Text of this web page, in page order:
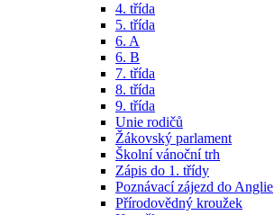
4. třída
5. třída
6. A
6. B
7. třída
8. třída
9. třída
Unie rodičů
Žákovský parlament
Školní vánoční trh
Zápis do 1. třídy
Poznávací zájezd do Anglie
Přírodovědný kroužek